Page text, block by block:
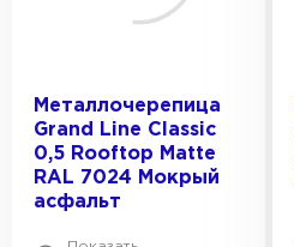
Металлочерепица
Grand Line Classic
0,5 Rooftop Matte
RAL 7024 Мокрый
асфальт